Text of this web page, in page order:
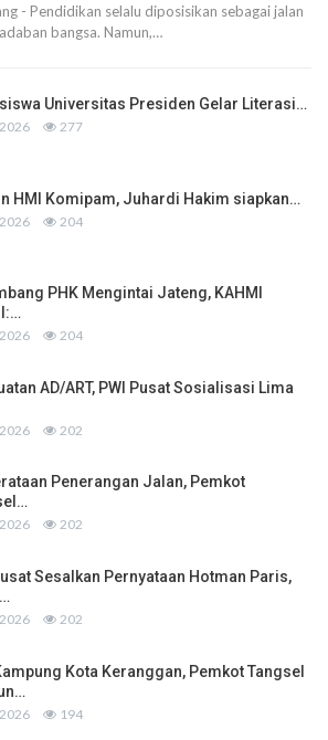
- Pendidikan selalu diposisikan sebagai jalan
bangsa. Namun,…
Universitas Presiden Gelar Literasi…
277
HMI Komipam, Juhardi Hakim siapkan…
204
PHK Mengintai Jateng, KAHMI
204
AD/ART, PWI Pusat Sosialisasi Lima
202
Penerangan Jalan, Pemkot
202
Sesalkan Pernyataan Hotman Paris,
202
Kota Keranggan, Pemkot Tangsel
194